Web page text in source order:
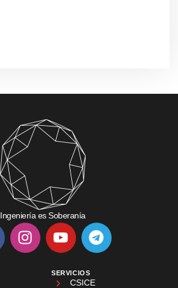
Ingeniería es Soberanía
SERVICIOS
CSICE